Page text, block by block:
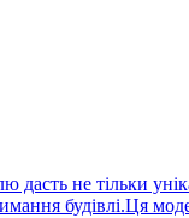
не тільки
будівлі.Ця